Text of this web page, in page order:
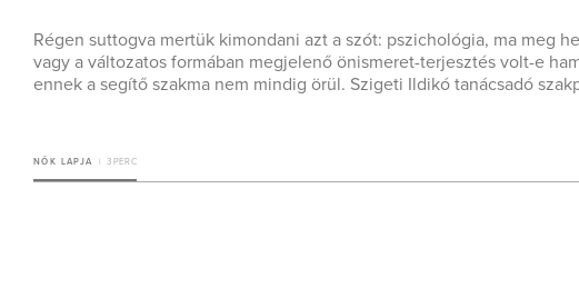
Régen suttogva mertük kimondani azt a szót: pszichológia, ma meg
vagy a változatos formában megjelenő önismeret-terjesztés volt-e
ennek a segítő szakma nem mindig örül. Szigeti Ildikó tanácsadó
NŐK LAPJA 3 PERC